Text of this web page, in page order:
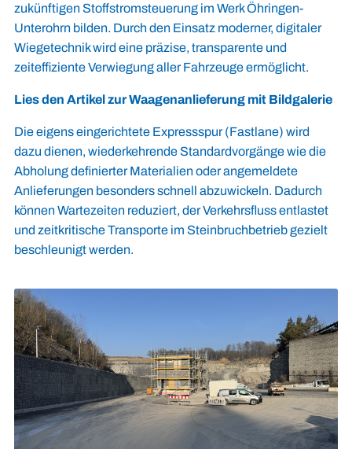
zukünftigen Stoffstromsteuerung im Werk Öhringen-
Unterohrn bilden. Durch den Einsatz moderner, digitaler
Wiegetechnik wird eine präzise, transparente und
zeiteffiziente Verwiegung aller Fahrzeuge ermöglicht.
Lies den Artikel zur Waagenanlieferung mit Bildgalerie
Die eigens eingerichtete Expressspur (Fastlane) wird
dazu dienen, wiederkehrende Standardvorgänge wie die
Abholung definierter Materialien oder angemeldete
Anlieferungen besonders schnell abzuwickeln. Dadurch
können Wartezeiten reduziert, der Verkehrsfluss entlastet
und zeitkritische Transporte im Steinbruchbetrieb gezielt
beschleunigt werden.